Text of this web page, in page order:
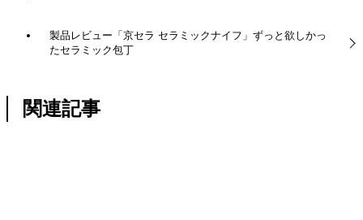
製品レビュー「京セラ セラミックナイフ」ずっと欲しかっ
たセラミック包丁
関連記事